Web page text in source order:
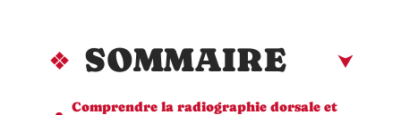
SOMMAIRE
Comprendre la radiographie dorsale et